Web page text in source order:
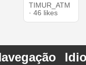
TIMUR_ATM
· 46 likes